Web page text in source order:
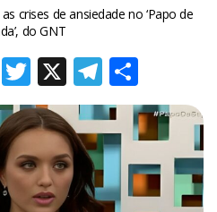
crises de ansiedade no ‘Papo de
do GNT
LinkedIn
Twitter
X